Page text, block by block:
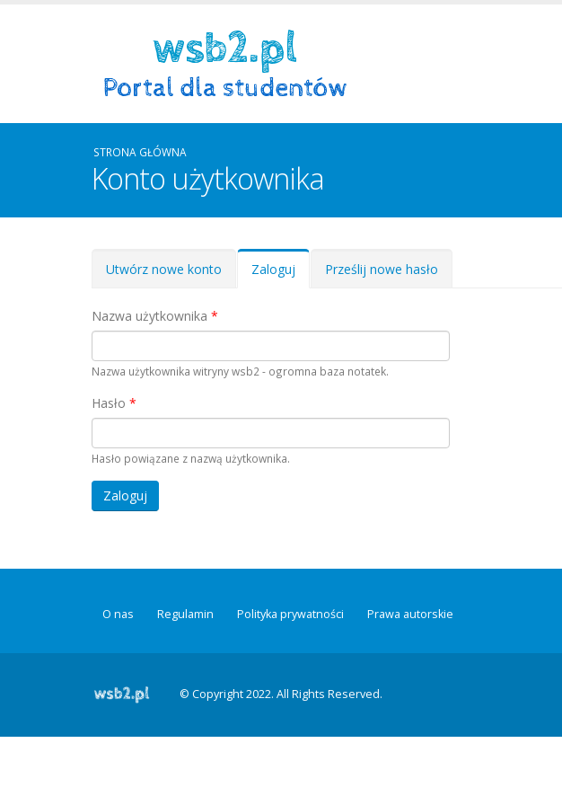
STRONA GŁÓWNA
Konto użytkownika
Zakładki podstawowe
Utwórz nowe konto Zaloguj (aktywnaPrześlij nowe hasło
Nazwa użytkownika *
Nazwa użytkownika witryny wsb2 - ogromna baza notatek.
Hasło *
Hasło powiązane z nazwą użytkownika.
O nas Regulamin Polityka prywatności Prawa autorskie
© Copyright 2022. All Rights Reserved.